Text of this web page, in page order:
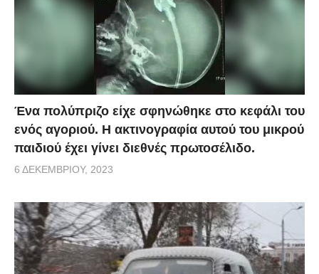
Ένα πολύπριζο είχε σφηνώθηκε στο κεφάλι του
ενός αγοριού. Η ακτινογραφία αυτού του μικρού
παιδιού έχει γίνει διεθνές πρωτοσέλιδο.
6 ΔΕΚΕΜΒΡΊΟΥ, 2023